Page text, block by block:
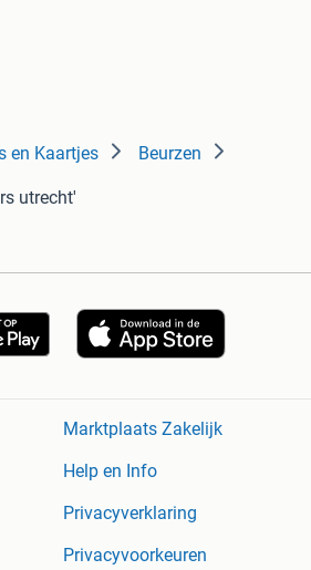
en Kaartjes Beurzen
utrecht'
Marktplaats Zakelijk
Help en Info
Privacyverklaring
Privacyvoorkeuren